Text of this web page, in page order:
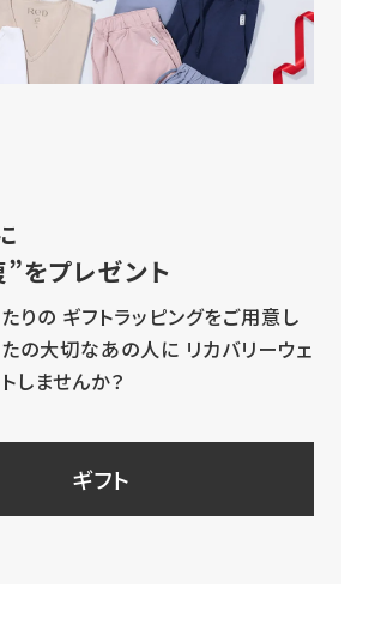
をプレゼント
りの ギフトラッピングをご用意し
の大切なあの人に リカバリーウェ
しませんか？
ギフト